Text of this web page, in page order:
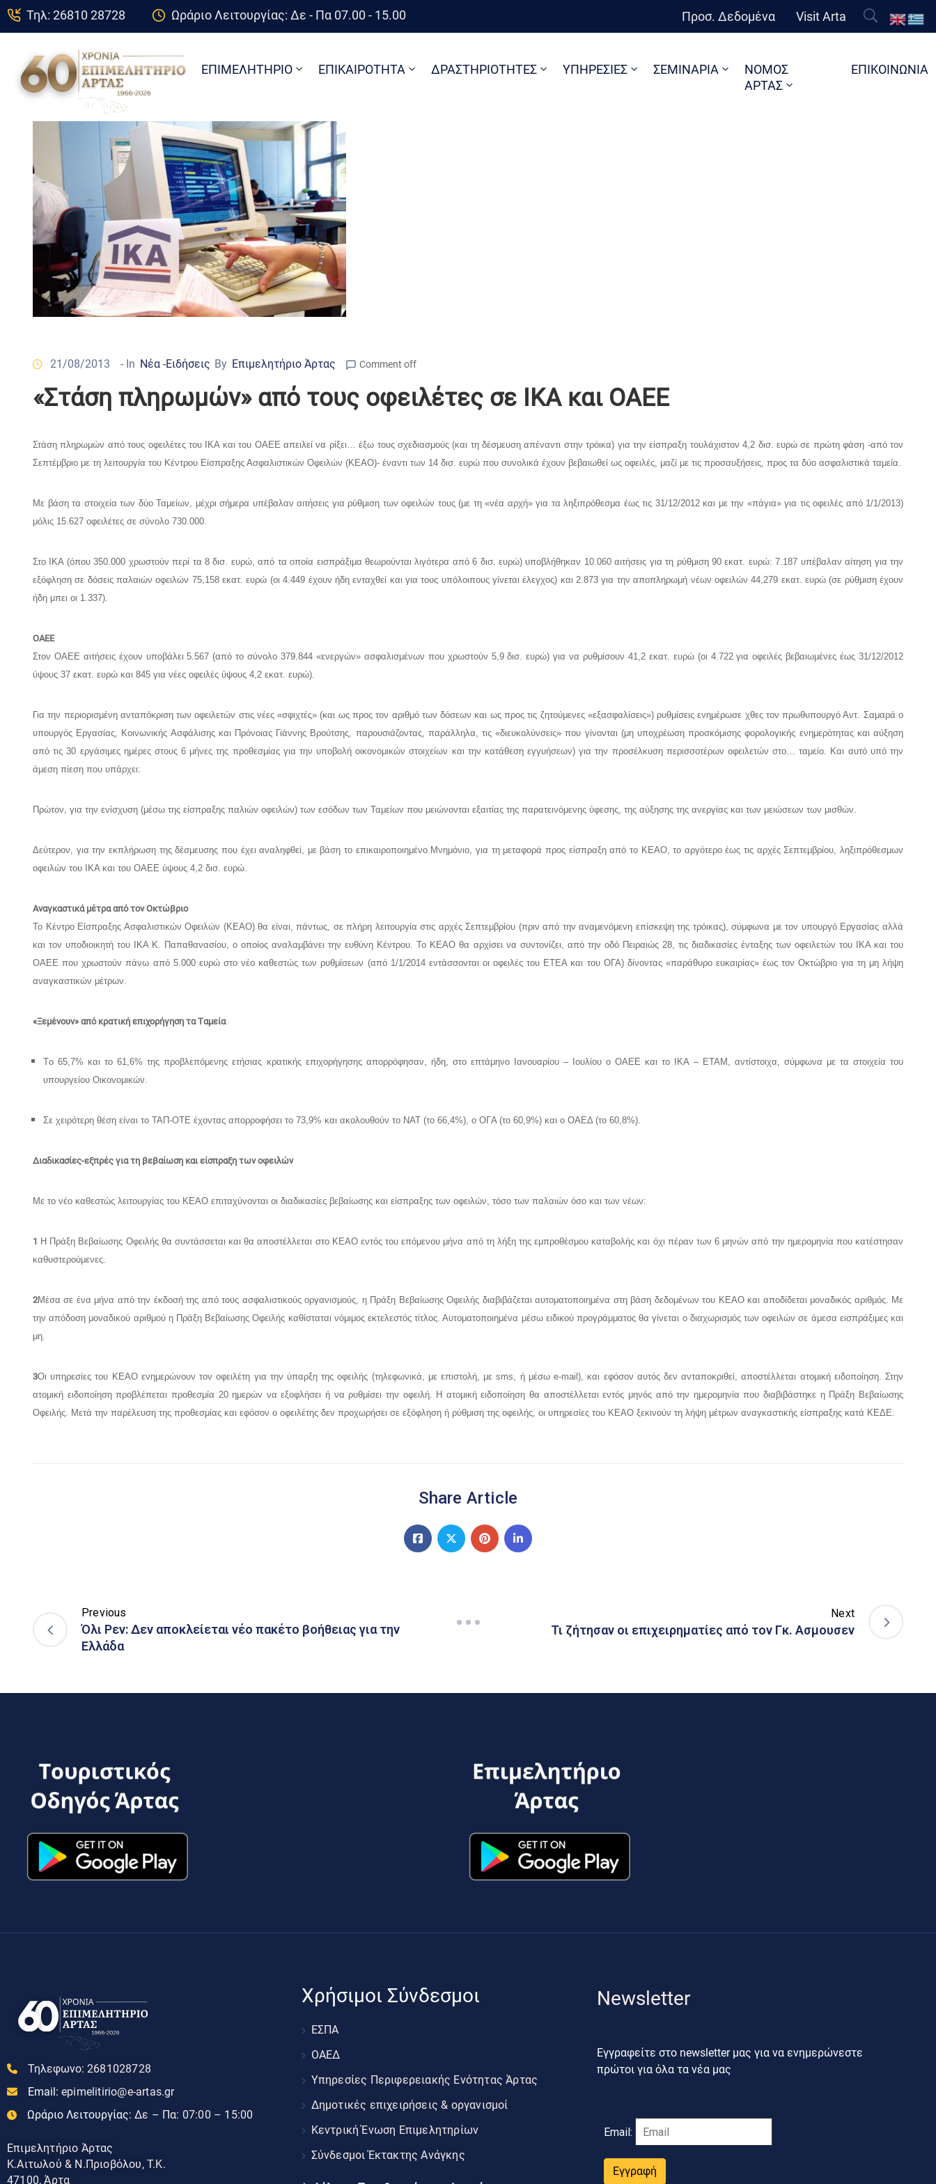
Τηλ: 26810 28728 Ωράριο Λειτουργίας: Δε - Πα 07.00 - 15.00 Προσ. Δεδομένα Visit Arta
ΕΠΙΜΕΛΗΤΗΡΙΟ ΕΠΙΚΑΙΡΟΤΗΤΑ ΔΡΑΣΤΗΡΙΟΤΗΤΕΣ ΥΠΗΡΕΣΙΕΣ ΣΕΜΙΝΑΡΙΑ
ΝΟΜΟΣ
ΑΡΤΑΣ
ΕΠΙΚΟΙΝΩΝΙΑ
21/08/2013 - In Νέα -Ειδήσεις By Επιμελητήριο Άρτας Comment off
«Στάση πληρωμών» από τους οφειλέτες σε ΙΚΑ και ΟΑΕΕ
Στάση πληρωμών από τους οφειλέτες του ΙΚΑ και του ΟΑΕΕ απειλεί να ρίξει… έξω τους σχεδιασμούς (και τη δέσμευση απέναντι στην τρόικα) για την είσπραξη τουλάχιστον 4,2 δισ. ευρώ σε πρώτη φάση -από τον
Σεπτέμβριο με τη λειτουργία του Κέντρου Είσπραξης Ασφαλιστικών Οφειλών (ΚΕΑΟ)- έναντι των 14 δισ. ευρώ που συνολικά έχουν βεβαιωθεί ως οφειλές, μαζί με τις προσαυξήσεις, προς τα δύο ασφαλιστικά ταμεία.
Με βάση τα στοιχεία των δύο Ταμείων, μέχρι σήμερα υπέβαλαν αιτήσεις για ρύθμιση των οφειλών τους (με τη «νέα αρχή» για τα ληξιπρόθεσμα έως τις 31/12/2012 και με την «πάγια» για τις οφειλές από 1/1/2013)
μόλις 15.627 οφειλέτες σε σύνολο 730.000.
Στο ΙΚΑ (όπου 350.000 χρωστούν περί τα 8 δισ. ευρώ, από τα οποία εισπράξιμα θεωρούνται λιγότερα από 6 δισ. ευρώ) υποβλήθηκαν 10.060 αιτήσεις για τη ρύθμιση 90 εκατ. ευρώ: 7.187 υπέβαλαν αίτηση για την
εξόφληση σε δόσεις παλαιών οφειλών 75,158 εκατ. ευρώ (οι 4.449 έχουν ήδη ενταχθεί και για τους υπόλοιπους γίνεται έλεγχος) και 2.873 για την αποπληρωμή νέων οφειλών 44,279 εκατ. ευρώ (σε ρύθμιση έχουν
ήδη μπει οι 1.337).
ΟΑΕΕ
Στον ΟΑΕΕ αιτήσεις έχουν υποβάλει 5.567 (από το σύνολο 379.844 «ενεργών» ασφαλισμένων που χρωστούν 5,9 δισ. ευρώ) για να ρυθμίσουν 41,2 εκατ. ευρώ (οι 4.722 για οφειλές βεβαιωμένες έως 31/12/2012
ύψους 37 εκατ. ευρώ και 845 για νέες οφειλές ύψους 4,2 εκατ. ευρώ).
Για την περιορισμένη ανταπόκριση των οφειλετών στις νέες «σφιχτές» (και ως προς τον αριθμό των δόσεων και ως προς τις ζητούμενες «εξασφαλίσεις») ρυθμίσεις ενημέρωσε χθες τον πρωθυπουργό Αντ. Σαμαρά ο
υπουργός Εργασίας, Κοινωνικής Ασφάλισης και Πρόνοιας Γιάννης Βρούτσης, παρουσιάζοντας, παράλληλα, τις «διευκολύνσεις» που γίνονται (μη υποχρέωση προσκόμισης φορολογικής ενημερότητας και αύξηση
από τις 30 εργάσιμες ημέρες στους 6 μήνες της προθεσμίας για την υποβολή οικονομικών στοιχείων και την κατάθεση εγγυήσεων) για την προσέλκυση περισσοτέρων οφειλετών στο… ταμείο. Και αυτό υπό την
άμεση πίεση που υπάρχει:
Πρώτον, για την ενίσχυση (μέσω της είσπραξης παλιών οφειλών) των εσόδων των Ταμείων που μειώνονται εξαιτίας της παρατεινόμενης ύφεσης, της αύξησης της ανεργίας και των μειώσεων των μισθών.
Δεύτερον, για την εκπλήρωση της δέσμευσης που έχει αναληφθεί, με βάση το επικαιροποιημένο Μνημόνιο, για τη μεταφορά προς είσπραξη από το ΚΕΑΟ, το αργότερο έως τις αρχές Σεπτεμβρίου, ληξιπρόθεσμων
οφειλών του ΙΚΑ και του ΟΑΕΕ ύψους 4,2 δισ. ευρώ.
Αναγκαστικά μέτρα από τον Οκτώβριο
Το Κέντρο Είσπραξης Ασφαλιστικών Οφειλών (ΚΕΑΟ) θα είναι, πάντως, σε πλήρη λειτουργία στις αρχές Σεπτεμβρίου (πριν από την αναμενόμενη επίσκεψη της τρόικας), σύμφωνα με τον υπουργό Εργασίας αλλά
και τον υποδιοικητή του ΙΚΑ Κ. Παπαθανασίου, ο οποίος αναλαμβάνει την ευθύνη Κέντρου. Το ΚΕΑΟ θα αρχίσει να συντονίζει, από την οδό Πειραιώς 28, τις διαδικασίες ένταξης των οφειλετών του ΙΚΑ και του
ΟΑΕΕ που χρωστούν πάνω από 5.000 ευρώ στο νέο καθεστώς των ρυθμίσεων (από 1/1/2014 εντάσσονται οι οφειλές του ΕΤΕΑ και του ΟΓΑ) δίνοντας «παράθυρο ευκαιρίας» έως τον Οκτώβριο για τη μη λήψη
αναγκαστικών μέτρων.
«Ξεμένουν» από κρατική επιχορήγηση τα Tαμεία
Tο 65,7% και το 61,6% της προβλεπόμενης ετήσιας κρατικής επιχορήγησης απορρόφησαν, ήδη, στο επτάμηνο Iανουαρίου – Iουλίου ο OAEE και το IKA – ETAM, αντίστοιχα, σύμφωνα με τα στοιχεία του
υπουργείου Oικονομικών.
Σε χειρότερη θέση είναι το TAΠ-OTE έχοντας απορροφήσει το 73,9% και ακολουθούν το NAT (το 66,4%), ο OΓA (το 60,9%) και ο OAEΔ (το 60,8%).
Διαδικασίες-εξπρές για τη βεβαίωση και είσπραξη των οφειλών
Με το νέο καθεστώς λειτουργίας του ΚΕΑΟ επιταχύνονται οι διαδικασίες βεβαίωσης και είσπραξης των οφειλών, τόσο των παλαιών όσο και των νέων:
1 Η Πράξη Βεβαίωσης Οφειλής θα συντάσσεται και θα αποστέλλεται στο ΚΕΑΟ εντός του επόμενου μήνα από τη λήξη της εμπροθέσμου καταβολής και όχι πέραν των 6 μηνών από την ημερομηνία που κατέστησαν
καθυστερούμενες.
2Μέσα σε ένα μήνα από την έκδοσή της από τους ασφαλιστικούς οργανισμούς, η Πράξη Βεβαίωσης Οφειλής διαβιβάζεται αυτοματοποιημένα στη βάση δεδομένων του ΚΕΑΟ και αποδίδεται μοναδικός αριθμός. Με
την απόδοση μοναδικού αριθμού η Πράξη Βεβαίωσης Οφειλής καθίσταται νόμιμος εκτελεστός τίτλος. Αυτοματοποιημένα μέσω ειδικού προγράμματος θα γίνεται ο διαχωρισμός των οφειλών σε άμεσα εισπράξιμες και
μη.
3Οι υπηρεσίες του ΚΕΑΟ ενημερώνουν τον οφειλέτη για την ύπαρξη της οφειλής (τηλεφωνικά, με επιστολή, με sms, ή μέσω e-mail), και εφόσον αυτός δεν ανταποκριθεί, αποστέλλεται ατομική ειδοποίηση. Στην
ατομική ειδοποίηση προβλέπεται προθεσμία 20 ημερών να εξοφλήσει ή να ρυθμίσει την οφειλή. Η ατομική ειδοποίηση θα αποστέλλεται εντός μηνός από την ημερομηνία που διαβιβάστηκε η Πράξη Βεβαίωσης
Οφειλής. Μετά την παρέλευση της προθεσμίας και εφόσον ο οφειλέτης δεν προχωρήσει σε εξόφληση ή ρύθμιση της οφειλής, οι υπηρεσίες του ΚΕΑΟ ξεκινούν τη λήψη μέτρων αναγκαστικής είσπραξης κατά ΚΕΔΕ.
Share Article
Previous
Όλι Ρεν: Δεν αποκλείεται νέο πακέτο βοήθειας για την
Ελλάδα
Next
Τι ζήτησαν οι επιχειρηματίες από τον Γκ. Ασμουσεν
Τηλεφωνο: 2681028728
Email: epimelitirio@e-artas.gr
Ωράριο Λειτουργίας: Δε – Πα: 07:00 – 15:00
Επιμελητήριο Άρτας
Κ.Αιτωλού & Ν.Πριοβόλου, Τ.Κ.
47100, Άρτα
Χρήσιμοι Σύνδεσμοι
ΕΣΠΑ
ΟΑΕΔ
Υπηρεσίες Περιφερειακής Ενότητας Άρτας
Δημοτικές επιχειρήσεις & οργανισμοί
Κεντρική Ένωση Επιμελητηρίων
Σύνδεσμοι Έκτακτης Ανάγκης
Newsletter
Εγγραφείτε στο newsletter μας για να ενημερώνεστε
πρώτοι για όλα τα νέα μας
Email:
Εγγραφή